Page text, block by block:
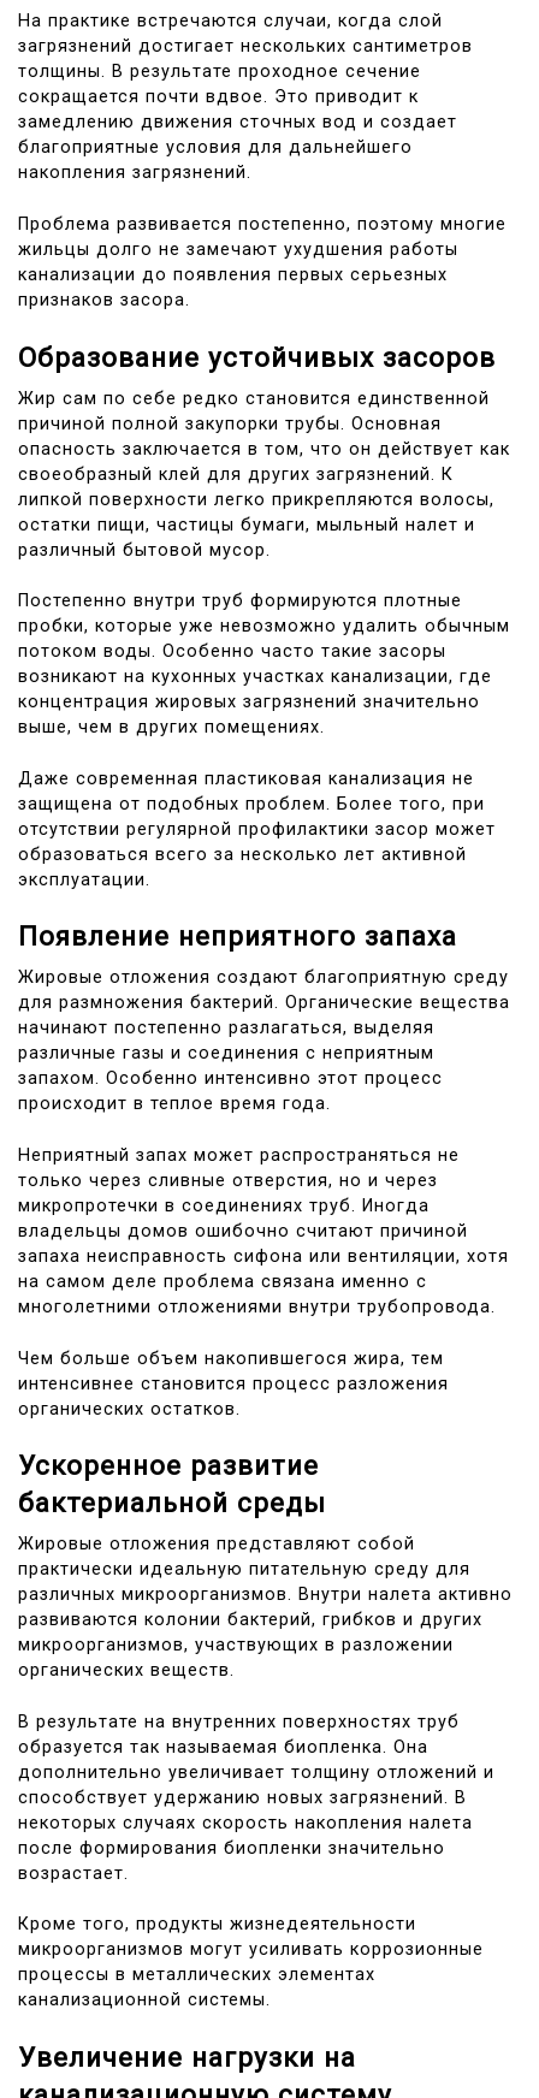
На практике встречаются случаи, когда слой
загрязнений достигает нескольких сантиметров
толщины. В результате проходное сечение
сокращается почти вдвое. Это приводит к
замедлению движения сточных вод и создает
благоприятные условия для дальнейшего
накопления загрязнений.
Проблема развивается постепенно, поэтому многие
жильцы долго не замечают ухудшения работы
канализации до появления первых серьезных
признаков засора.
Образование устойчивых засоров
Жир сам по себе редко становится единственной
причиной полной закупорки трубы. Основная
опасность заключается в том, что он действует как
своеобразный клей для других загрязнений. К
липкой поверхности легко прикрепляются волосы,
остатки пищи, частицы бумаги, мыльный налет и
различный бытовой мусор.
Постепенно внутри труб формируются плотные
пробки, которые уже невозможно удалить обычным
потоком воды. Особенно часто такие засоры
возникают на кухонных участках канализации, где
концентрация жировых загрязнений значительно
выше, чем в других помещениях.
Даже современная пластиковая канализация не
защищена от подобных проблем. Более того, при
отсутствии регулярной профилактики засор может
образоваться всего за несколько лет активной
эксплуатации.
Появление неприятного запаха
Жировые отложения создают благоприятную среду
для размножения бактерий. Органические вещества
начинают постепенно разлагаться, выделяя
различные газы и соединения с неприятным
запахом. Особенно интенсивно этот процесс
происходит в теплое время года.
Неприятный запах может распространяться не
только через сливные отверстия, но и через
микропротечки в соединениях труб. Иногда
владельцы домов ошибочно считают причиной
запаха неисправность сифона или вентиляции, хотя
на самом деле проблема связана именно с
многолетними отложениями внутри трубопровода.
Чем больше объем накопившегося жира, тем
интенсивнее становится процесс разложения
органических остатков.
Ускоренное развитие
бактериальной среды
Жировые отложения представляют собой
практически идеальную питательную среду для
различных микроорганизмов. Внутри налета активно
развиваются колонии бактерий, грибков и других
микроорганизмов, участвующих в разложении
органических веществ.
В результате на внутренних поверхностях труб
образуется так называемая биопленка. Она
дополнительно увеличивает толщину отложений и
способствует удержанию новых загрязнений. В
некоторых случаях скорость накопления налета
после формирования биопленки значительно
возрастает.
Кроме того, продукты жизнедеятельности
микроорганизмов могут усиливать коррозионные
процессы в металлических элементах
канализационной системы.
Увеличение нагрузки на